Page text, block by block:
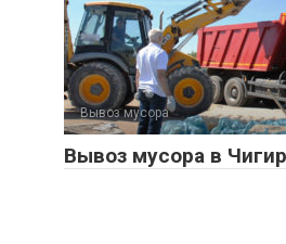
Вывоз мусора
Вывоз мусора в